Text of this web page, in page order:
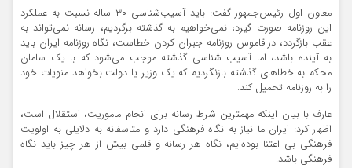
معاون اول رئیس‌جمهور گفت: باید آسیب‌شناسی ۳۰ ساله نسبت به عملکرد
این روزنامه صورت گیرد، نمی‌خواهیم به گذشته برگردیم، رسانه نمی‌تواند به
عقب بازگردد، در قاموس روزنامه جبران کردن خطاست، نگاه روزنامه ایران باید
به آینده باشد، اما آسیب شناسی گذشته موجب می‌شود که با یک سامان
محکم به خطاهای گذشته بازنگردیم که یک وزیر یا دولت بخواهد منویات خود
را به روزنامه تحمیل کند.
عارف با بیان اینکه مهمترین شرط رسانه برای انجام ماموریت، استقلال است،
اظهار کرد: ایران ما نیاز به نگاه فرهنگی دارد و متاسفانه به دلایلی به اولویت
فرهنگی بی اعتنا بوده‌ایم، نگاه هر رسانه و قلمی بیش از هر چیز باید نگاه
فرهنگی باشد.